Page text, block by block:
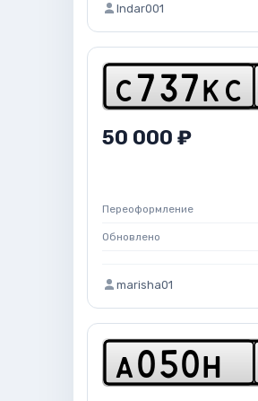
Indar001
c 7 3 7 k c
50 000 ₽
Переоформление
Обновлено
marisha01
a 0 5 0 h